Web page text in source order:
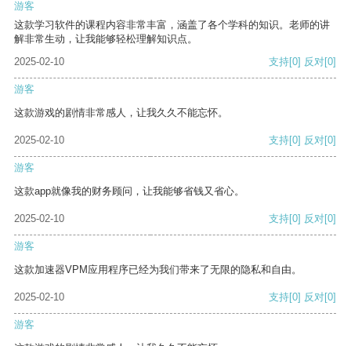
游客
这款学习软件的课程内容非常丰富，涵盖了各个学科的知识。老师的讲
解非常生动，让我能够轻松理解知识点。
2025-02-10
支持[0] 反对[0]
游客
这款游戏的剧情非常感人，让我久久不能忘怀。
2025-02-10 支持[0] 反对[0]
游客
这款app就像我的财务顾问，让我能够省钱又省心。
2025-02-10 支持[0] 反对[0]
游客
这款加速器VPM应用程序已经为我们带来了无限的隐私和自由。
2025-02-10 支持[0] 反对[0]
游客